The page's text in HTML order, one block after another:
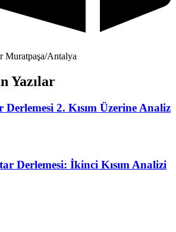
Muratpaşa/Antalya
Yazılar
2. Kısım Üzerine Analiz
Derlemesi: İkinci Kısım Analizi